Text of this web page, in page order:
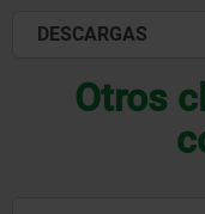
DESCARGAS
Otros